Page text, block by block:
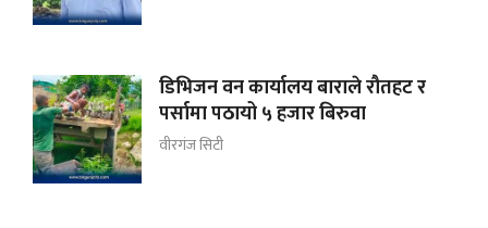
डिभिजन वन कार्यालय बाराले रौतहट र
पर्सामा पठायो ५ हजार बिरुवा
वीरगंज सिटी